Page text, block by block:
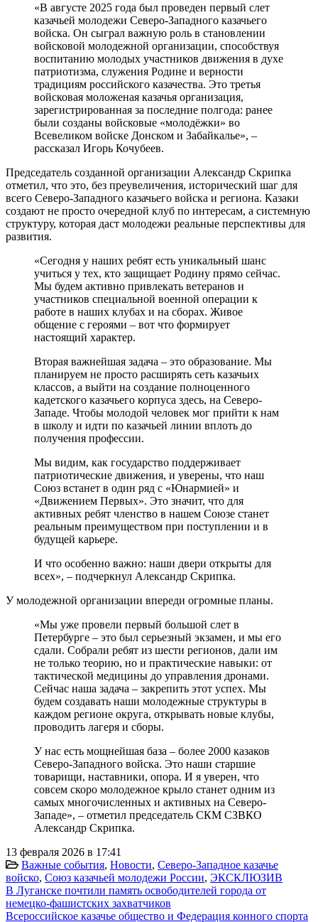
«В августе 2025 года был проведен первый слет
казачьей молодежи Северо-Западного казачьего
войска. Он сыграл важную роль в становлении
войсковой молодежной организации, способствуя
воспитанию молодых участников движения в духе
патриотизма, служения Родине и верности
традициям российского казачества. Это третья
войсковая моложеная казачья организация,
зарегистрированная за последние полгода: ранее
были созданы войсковые «молодёжки» во
Всевеликом войске Донском и Забайкалье», –
рассказал Игорь Кочубеев.
Председатель созданной организации Александр Скрипка
отметил, что это, без преувеличения, исторический шаг для
всего Северо-Западного казачьего войска и региона. Казаки
создают не просто очередной клуб по интересам, а системную
структуру, которая даст молодежи реальные перспективы для
развития.
«Сегодня у наших ребят есть уникальный шанс
учиться у тех, кто защищает Родину прямо сейчас.
Мы будем активно привлекать ветеранов и
участников специальной военной операции к
работе в наших клубах и на сборах. Живое
общение с героями – вот что формирует
настоящий характер.
Вторая важнейшая задача – это образование. Мы
планируем не просто расширять сеть казачьих
классов, а выйти на создание полноценного
кадетского казачьего корпуса здесь, на Северо-
Западе. Чтобы молодой человек мог прийти к нам
в школу и идти по казачьей линии вплоть до
получения профессии.
Мы видим, как государство поддерживает
патриотические движения, и уверены, что наш
Союз встанет в один ряд с «Юнармией» и
«Движением Первых». Это значит, что для
активных ребят членство в нашем Союзе станет
реальным преимуществом при поступлении и в
будущей карьере.
И что особенно важно: наши двери открыты для
всех», – подчеркнул Александр Скрипка.
У молодежной организации впереди огромные планы.
«Мы уже провели первый большой слет в
Петербурге – это был серьезный экзамен, и мы его
сдали. Собрали ребят из шести регионов, дали им
не только теорию, но и практические навыки: от
тактической медицины до управления дронами.
Сейчас наша задача – закрепить этот успех. Мы
будем создавать наши молодежные структуры в
каждом регионе округа, открывать новые клубы,
проводить лагеря и сборы.
У нас есть мощнейшая база – более 2000 казаков
Северо-Западного войска. Это наши старшие
товарищи, наставники, опора. И я уверен, что
совсем скоро молодежное крыло станет одним из
самых многочисленных и активных на Северо-
Западе», – отметил председатель СКМ СЗВКО
Александр Скрипка.
13 февраля 2026 в 17:41
Важные события, Новости, Северо-Западное казачье
войско, Союз казачьей молодежи России, ЭКСКЛЮЗИВ
В Луганске почтили память освободителей города от
немецко-фашистских захватчиков
Всероссийское казачье общество и Федерация конного спорта